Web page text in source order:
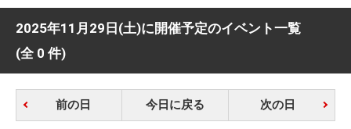
2025年11月29日(土)に開催予定のイベント一覧
(全 0 件)
前の日 今日に戻る 次の日